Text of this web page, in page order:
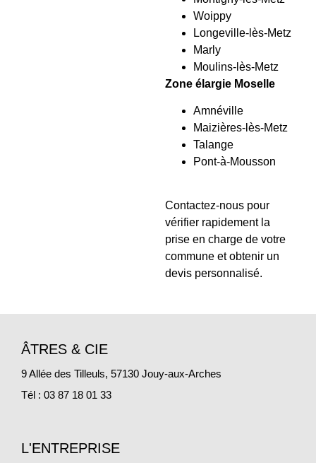
Woippy
Longeville-lès-Metz
Marly
Moulins-lès-Metz
Zone élargie Moselle
Amnéville
Maizières-lès-Metz
Talange
Pont-à-Mousson
Contactez-nous pour
vérifier rapidement la
prise en charge de votre
commune et obtenir un
devis personnalisé.
ÂTRES & CIE
9 Allée des Tilleuls, 57130 Jouy-aux-Arches
Tél : 03 87 18 01 33
L'ENTREPRISE